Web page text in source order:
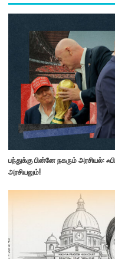
பந்துக்கு பின்னே நகரும் அரசியல்:
அரசியலும்!